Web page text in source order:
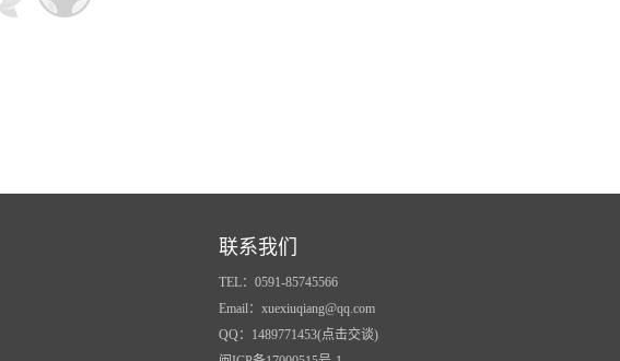
联系我们
TEL：0591-85745566
Email：xuexiuqiang@qq.com
QQ：1489771453(点击交谈)